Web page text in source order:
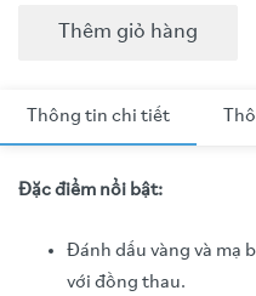
Thêm giỏ hàng
Thông tin chi tiết
Đặc điểm nổi bật:
Đánh dấu vàng và mạ
với đồng thau.